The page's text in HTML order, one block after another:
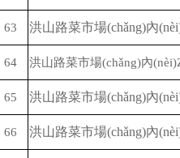
63 洪山路菜市場(chǎng)內
64 洪山路菜市場(chǎng)內(nèi)
65 洪山路菜市場(chǎng)內
66 洪山路菜市場(chǎng)內